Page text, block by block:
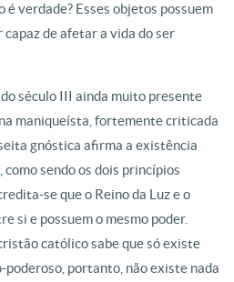
é verdade? Esses objetos possuem
de afetar a vida do ser
século III ainda muito presente
maniqueísta, fortemente criticada
gnóstica afirma a existência
como sendo os dois princípios
se que o Reino da Luz e o
si e possuem o mesmo poder.
católico sabe que só existe
poderoso, portanto, não existe nada